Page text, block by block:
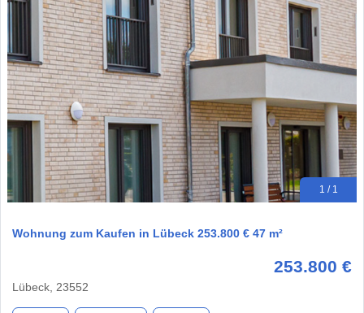
1 / 1
Wohnung zum Kaufen in Lübeck 253.800 € 47 m²
253.800 €
Lübeck, 23552